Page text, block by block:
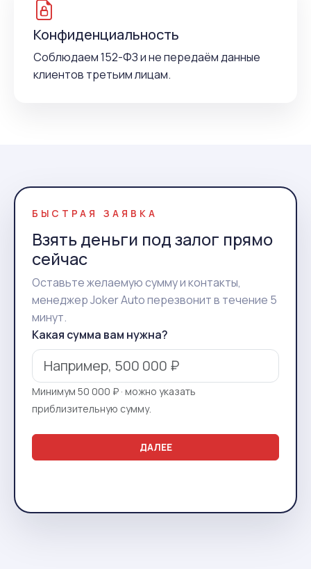
Конфиденциальность
Соблюдаем 152-ФЗ и не передаём данные
клиентов третьим лицам.
БЫСТРАЯ ЗАЯВКА
Взять деньги под залог прямо
сейчас
Оставьте желаемую сумму и контакты,
менеджер Joker Auto перезвонит в течение 5
минут.
Какая сумма вам нужна?
Минимум 50 000 ₽ · можно указать
приблизительную сумму.
ДАЛЕЕ